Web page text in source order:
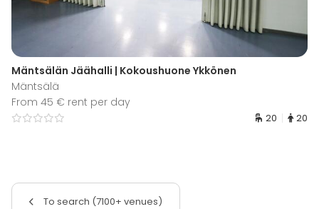
Mäntsälän Jäähalli | Kokoushuone Ykkönen
Mäntsälä
From 45 € rent per day
20 20
To search (7100+ venues)